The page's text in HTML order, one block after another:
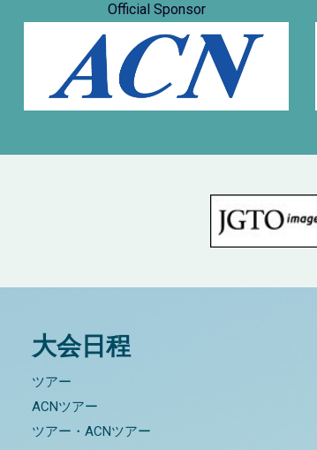
Official Sponsor
大会日程
ツアー
ACNツアー
ツアー・ACNツアー